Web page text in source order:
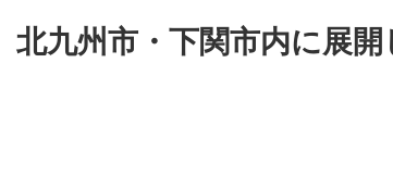
北九州市・下関市内に展